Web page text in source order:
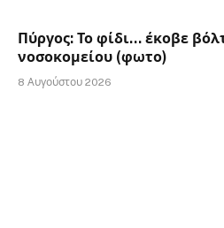
Πύργος: Το φίδι… έκοβε
νοσοκομείου (φωτο)
8 Αυγούστου 2026